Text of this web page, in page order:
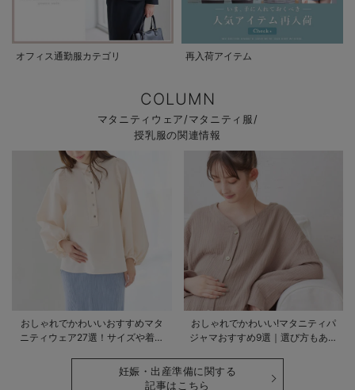
オフィス通勤服カテゴリ 再入荷アイテム
COLUMN
マタニティウェア/マタニティ服/
授乳服の関連情報
おしゃれでかわいいおすすめマタ
ニティウェア27選！サイズや着る
おしゃれでかわいい!マタニティパ
ジャマおすすめ9選｜選び方もあわ
妊娠・出産準備に関する
記事はこちら